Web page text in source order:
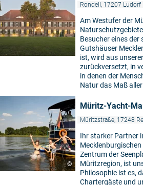
Rondell, 17207 Ludorf
Am Westufer der
Besucher eines
Gutshäuser
ist, wird aus
zurückversetzt, in
in denen der
Natur das Maß
©
Müritz-Yacht-
Müritzstraße, 17248
Ihr starker Partner
Zentrum der
Müritzregion, ist
Philosophie ist es,
Chartergäste und